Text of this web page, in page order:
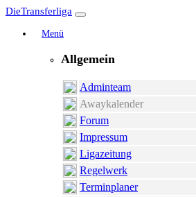
DieTransferliga
Menü
Allgemein
Adminteam
Awaykalender
Forum
Impressum
Ligazeitung
Regelwerk
Terminplaner